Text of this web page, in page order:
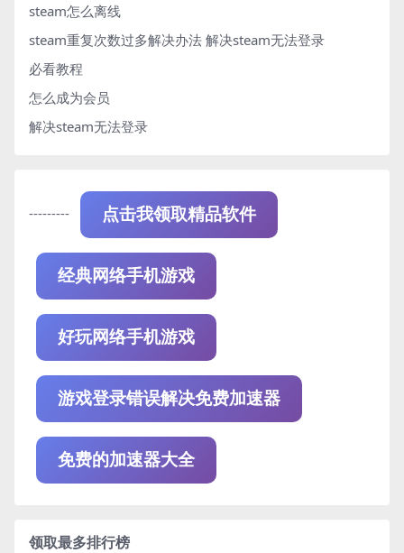
steam怎么离线
steam重复次数过多解决办法 解决steam无法登录
必看教程
怎么成为会员
解决steam无法登录
--------- 点击我领取精品软件
经典网络手机游戏
好玩网络手机游戏
游戏登录错误解决免费加速器
免费的加速器大全
领取最多排行榜